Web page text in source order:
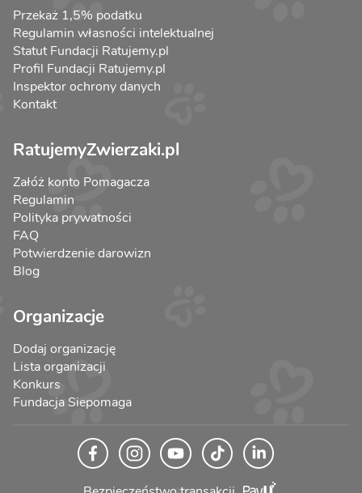
Przekaż 1,5% podatku
Regulamin własności intelektualnej
Statut Fundacji Ratujemy.pl
Profil Fundacji Ratujemy.pl
Inspektor ochrony danych
Kontakt
RatujemyZwierzaki.pl
Załóż konto Pomagacza
Regulamin
Polityka prywatności
FAQ
Potwierdzenie darowizn
Blog
Organizacje
Dodaj organizację
Lista organizacji
Konkurs
Fundacja Siepomaga